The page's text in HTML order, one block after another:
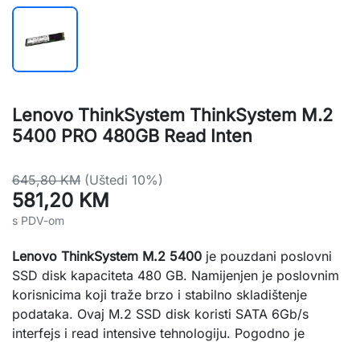
Lenovo ThinkSystem ThinkSystem M.2
5400 PRO 480GB Read Inten
645,80 KM (Uštedi 10%)
581,20 KM
s PDV-om
Lenovo ThinkSystem M.2 5400 je pouzdani poslovni
SSD disk kapaciteta 480 GB. Namijenjen je poslovnim
korisnicima koji traže brzo i stabilno skladištenje
podataka. Ovaj M.2 SSD disk koristi SATA 6Gb/s
interfejs i read intensive tehnologiju. Pogodno je